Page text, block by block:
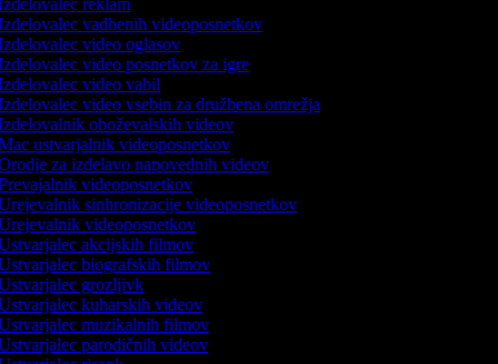
reklam
vadbenih videoposnetkov
video oglasov
video posnetkov za igre
video vabil
video vsebin za družbena omrežja
oboževalskih videov
ustvarjalnik videoposnetkov
za izdelavo napovednih videov
videoposnetkov
sinhronizacije videoposnetkov
videoposnetkov
akcijskih filmov
biografskih filmov
grozljivk
kuharskih videov
muzikalnih filmov
parodičnih videov